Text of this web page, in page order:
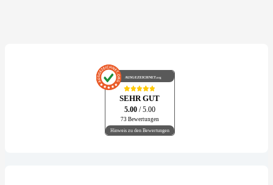
AUSGEZEICHNET.org
SEHR GUT
5.00 / 5.00
73 Bewertungen
Hinweis zu den Bewertungen